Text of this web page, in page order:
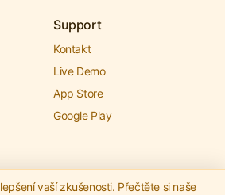
Support
Kontakt
Live Demo
App Store
Google Play
vaší zkušenosti. Přečtěte si naše